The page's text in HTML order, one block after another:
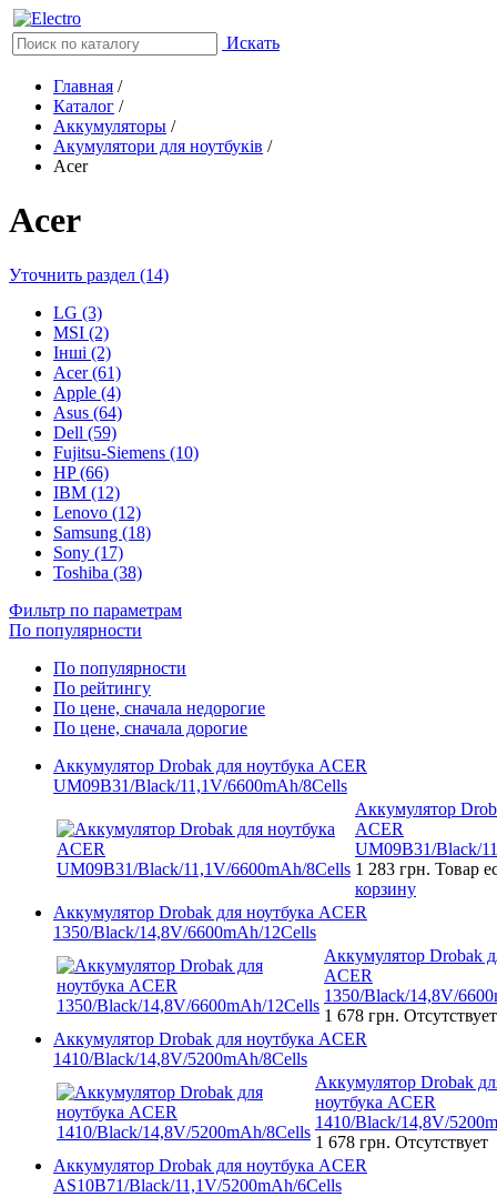
Искать
Главная /
Каталог /
Аккумуляторы /
Акумулятори для ноутбуків /
Acer
Acer
Уточнить раздел (14)
LG (3)
MSI (2)
Інші (2)
Acer (61)
Apple (4)
Asus (64)
Dell (59)
Fujitsu-Siemens (10)
HP (66)
IBM (12)
Lenovo (12)
Samsung (18)
Sony (17)
Toshiba (38)
Фильтр по параметрам
По популярности
По популярности
По рейтингу
По цене, сначала недорогие
По цене, сначала дорогие
Аккумулятор Drobak для ноутбука ACER
UM09B31/Black/11,1V/6600mAh/8Cells
Аккумулятор
ACER
UM09B31/Black/
1 283 грн. Товар
корзину
Аккумулятор Drobak для ноутбука ACER
1350/Black/14,8V/6600mAh/12Cells
Аккумулятор Drobak
ACER
1350/Black/14,8V/
1 678 грн. Отсутствует
Аккумулятор Drobak для ноутбука ACER
1410/Black/14,8V/5200mAh/8Cells
Аккумулятор Drobak
ноутбука ACER
1410/Black/14,8V/
1 678 грн. Отсутствует
Аккумулятор Drobak для ноутбука ACER
AS10B71/Black/11,1V/5200mAh/6Cells